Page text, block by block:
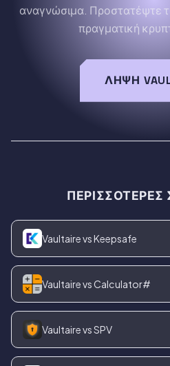
αναγνώσιμα. Προστατέψτε
πραγματική
ΛΉΨΗ
ΠΕΡΙΣΣΌΤΕΡΕΣ
Vaultaire vs Keepsafe
Vaultaire vs Calculator#
Vaultaire vs SPV